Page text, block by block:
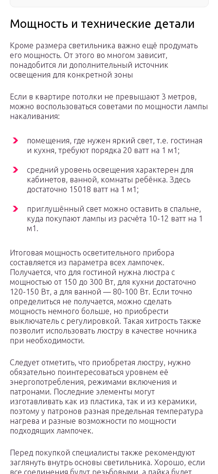
Мощность и технические детали
Кроме размера светильника важно ещё продумать
его мощность. От этого во многом зависит,
понадобится ли дополнительный источник
освещения для конкретной зоны
Если в квартире потолки не превышают 3 метров,
можно воспользоваться советами по мощности лампы
накаливания:
помещения, где нужен яркий свет, т.е. гостиная
и кухня, требуют порядка 20 ватт на 1 м1;
средний уровень освещения характерен для
кабинетов, ванной, комнаты ребёнка. Здесь
достаточно 15018 ватт на 1 м1;
приглушённый свет можно оставить в спальне,
куда покупают лампы из расчёта 10-12 ватт на 1
м1.
Итоговая мощность осветительного прибора
составляется из параметра всех лампочек.
Получается, что для гостиной нужна люстра с
мощностью от 150 до 300 Вт, для кухни достаточно
120-150 Вт, а для ванной — 80-100 Вт. Если точно
определиться не получается, можно сделать
мощность немного больше, но приобрести
выключатель с регулировкой. Такая хитрость также
позволит использовать люстру в качестве ночника
при необходимости.
Следует отметить, что приобретая люстру, нужно
обязательно поинтересоваться уровнем её
энергопотребления, режимами включения и
патронами. Последние элементы могут
изготавливать как из пластика, так и из керамики,
поэтому у патронов разная предельная температура
нагрева и разные возможности по мощности
подходящих лампочек.
Перед покупкой специалисты также рекомендуют
заглянуть внутрь основы светильника. Хорошо, если
все соединения будут резьбовыми, а пайка будет